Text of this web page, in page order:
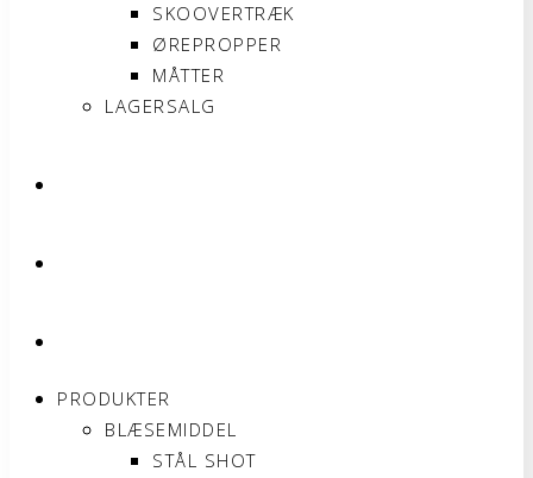
SKOOVERTRÆK
ØREPROPPER
MÅTTER
LAGERSALG
PRODUKTER
BLÆSEMIDDEL
STÅL SHOT